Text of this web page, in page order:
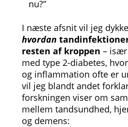
nu?”
I næste afsnit vil jeg
hvordan
resten af kroppen –
med type 2-diabetes,
og inflammation ofte er
vil jeg blandt andet
forskningen viser om
mellem tandsundhed,
og demens: